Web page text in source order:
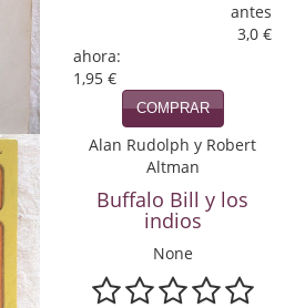
antes
3,0 €
ahora:
1,95 €
COMPRAR
Alan Rudolph y Robert
Altman
Buffalo Bill y los
indios
None